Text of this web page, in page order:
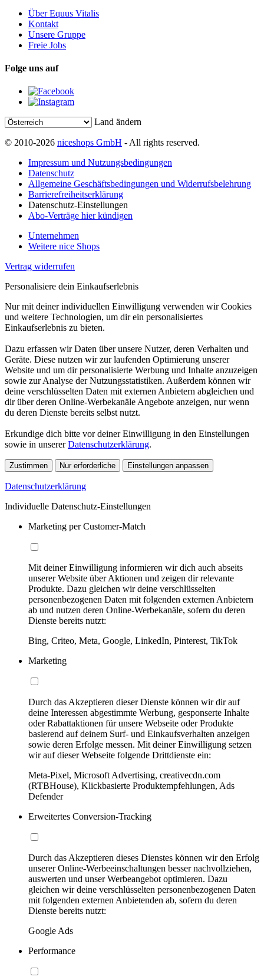
Über Equus Vitalis
Kontakt
Unsere Gruppe
Freie Jobs
Folge uns auf
Land ändern
© 2010-2026 niceshops GmbH - All rights reserved.
Impressum und Nutzungsbedingungen
Datenschutz
Allgemeine Geschäftsbedingungen und Widerrufsbelehrung
Barrierefreiheitserklärung
Datenschutz-Einstellungen
Abo-Verträge hier kündigen
Unternehmen
Weitere nice Shops
Vertrag widerrufen
Personalisiere dein Einkaufserlebnis
Nur mit deiner individuellen Einwilligung verwenden wir Cookies
und weitere Technologien, um dir ein personalisiertes
Einkaufserlebnis zu bieten.
Dazu erfassen wir Daten über unsere Nutzer, deren Verhalten und
Geräte. Diese nutzen wir zur laufenden Optimierung unserer
Website und um dir personalisierte Werbung und Inhalte anzuzeigen
sowie zur Analyse der Nutzungsstatistiken. Außerdem können wir
deine verschlüsselten Daten mit externen Anbietern abgleichen und
dir über deren Online-Werbekanäle Angebote anzeigen, nur wenn
du deren Dienste bereits selbst nutzt.
Erkundige dich bitte vor deiner Einwilligung in den Einstellungen
sowie in unsererDatenschutzerklärung.
Zustimmen Nur erforderliche Einstellungen anpassen
Datenschutzerklärung
Individuelle Datenschutz-Einstellungen
Marketing per Customer-Match
Mit deiner Einwilligung informieren wir dich auch abseits
unserer Website über Aktionen und zeigen dir relevante
Produkte. Dazu gleichen wir deine verschlüsselten
personenbezogenen Daten mit folgenden externen Anbietern
ab und nutzen deren Online-Werbekanäle, sofern du deren
Dienste bereits nutzt:
Bing, Criteo, Meta, Google, LinkedIn, Pinterest, TikTok
Marketing
Durch das Akzeptieren dieser Dienste können wir dir auf
deine Interessen abgestimmte Werbung, gesponserte Inhalte
oder Rabattaktionen für unsere Webseite oder Produkte
basierend auf deinem Surf- und Einkaufsverhalten anzeigen
sowie deren Erfolge messen. Mit deiner Einwilligung setzen
wir auf dieser Webseite folgende Drittdienste ein:
Meta-Pixel, Microsoft Advertising, creativecdn.com
(RTBHouse), Klickbasierte Produktempfehlungen, Ads
Defender
Erweitertes Conversion-Tracking
Durch das Akzeptieren dieses Dienstes können wir den Erfolg
unserer Online-Werbeeinschaltungen besser nachvollziehen,
auswerten und unser Werbeangebot optimieren. Dazu
gleichen wir deine verschlüsselten personenbezogenen Daten
mit folgenden externen Anbietenden ab, sofern du deren
Dienste bereits nutzt:
Google Ads
Performance